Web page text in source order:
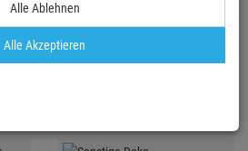
Alle Ablehnen
Alle Akzeptieren